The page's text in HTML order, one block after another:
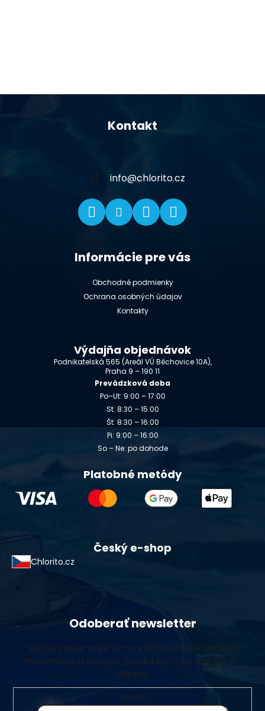
Z
Kontakt
info@chlorito.cz
Informácie pre vás
Obchodné podmienky
Ochrana osobných údajov
Kontakty
Výdajňa objednávok
Podnikatelská 565 (Areál VÚ Běchovice 10A),
Praha 9 – 190 11
Prevádzková doba
Po–Ut: 9:00 – 17:00
St: 8:30 – 15:00
Št: 8:30 – 16:00
Pi: 9:00 – 16:00
So – Ne: po dohode
Platobné metódy
Český e-shop
Chlorito.cz
Odoberať newsletter
Vložte svoj e-mail a my Vám budeme zasielať
informácie o nových produktoch na našom e-
shope.
Email